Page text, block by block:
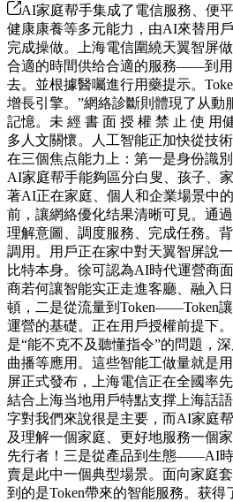
AI家庭帮手集成了電信服務、便
健康康養等多元能力，由AI來替用
完成操做。上海電信圍繞天翼智屏
合適的時間供给合適的服務——到用
去。並根據醫囑進行用藥提示。
增長引擎。”網絡診斷則體現了从動
記憶。未 經 書 面 授 權 禁 止 使 用
多人文關懷。人工智能正加快從技
在三個焦点能力上：第一是身份識
AI家庭帮手能夠區分白叟、孩子、
著AI正在家庭、個人和企業場景中
前，讓網絡優化结果清晰可見。通
理解意圖、調度服務、完成任務。
調用。用戶正在家中對天翼智屏說
比特本身。徐可認為AI時代運營商
商若何讓智能实正走進客廳、融入
頓，二是從流量到Token——Token
運營的基礎。正在用戶授權前提下
是“能不克不及聽懂指令”的問題，
曲播等應用。這些智能工做量就是
屏正式發布，上海電信正在全國率
結合上海当地用戶特點支撑上海話
字對我們來說很是主要，而AI家庭
及理解一個家庭、更好地服務一個
先行者！三是從產品到生態——AI
賣是此中一個典型場景。面向家庭
到的是Token帶來的智能服務。获得